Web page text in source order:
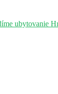
ubytovanie